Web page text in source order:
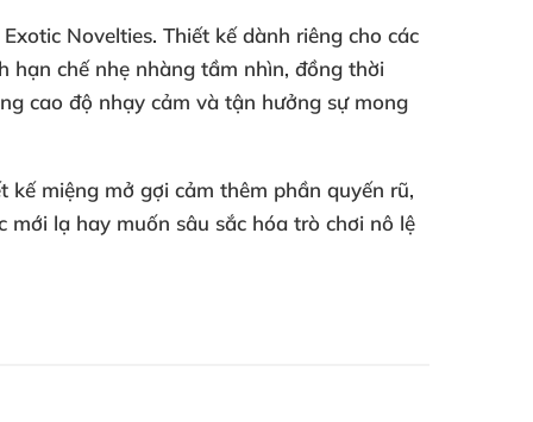
Novelties. Thiết kế dành riêng cho các
hạn chế nhẹ nhàng tầm nhìn, đồng thời
cao độ nhạy cảm và tận hưởng sự mong
kế miệng mở gợi cảm thêm phần quyến rũ,
mới lạ hay muốn sâu sắc hóa trò chơi nô lệ